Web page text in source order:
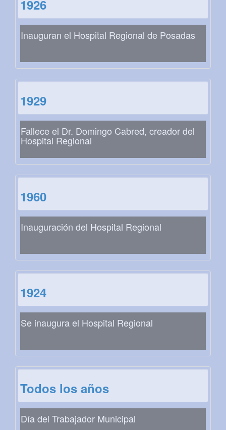
1926
Inauguran el Hospital Regional de Posadas
1929
Fallece el Dr. Domingo Cabred, creador del
Hospital Regional
1960
Inauguración del Hospital Regional
1924
Se inaugura el Hospital Regional
Todos los años
Día del Trabajador Municipal